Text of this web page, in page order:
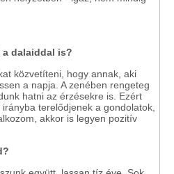
a dalaiddal is?
közvetíteni, hogy annak, aki
a napja. A zenében rengeteg
hatni az érzésekre is. Ezért
terelődjenek a gondolatok,
akkor is legyen pozitív